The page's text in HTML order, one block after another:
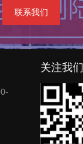
联系我们
关注我们